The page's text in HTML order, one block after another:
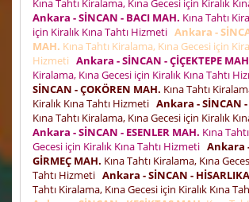
Ankara - SİNCAN - BACI MAH. Kına Tahtı
için Kiralık Kına Tahtı Hizmeti Ankara -
MAH. Kına Tahtı Kiralama, Kına Gecesi için
Hizmeti Ankara - SİNCAN - ÇİÇEKTEPE
Kiralama, Kına Gecesi için Kiralık Kına Tahtı
SİNCAN - ÇOKÖREN MAH. Kına Tahtı
Kiralık Kına Tahtı Hizmeti Ankara - SİNCAN -
Kına Tahtı Kiralama, Kına Gecesi için Kiralık
Ankara - SİNCAN - ESENLER MAH. Kına
Gecesi için Kiralık Kına Tahtı Hizmeti Ankara
GİRMEÇ MAH. Kına Tahtı Kiralama, Kına
Tahtı Hizmeti Ankara - SİNCAN -
Tahtı Kiralama, Kına Gecesi için Kiralık Kına